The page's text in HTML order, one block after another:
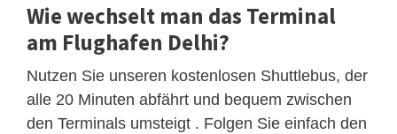
Wie wechselt man das Terminal
am Flughafen Delhi?
Nutzen Sie unseren kostenlosen Shuttlebus, der
alle 20 Minuten abfährt und bequem zwischen
den Terminals umsteigt . Folgen Sie einfach den